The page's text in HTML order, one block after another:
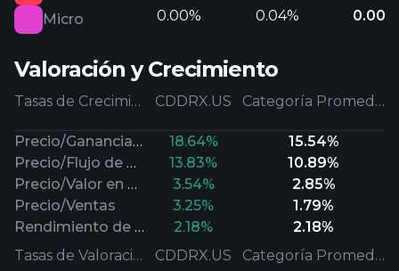
Micro
0.00% 0.04% 0.00%
Valoración y Crecimiento
Tasas de Crecimiento CDDRX.US Categoría Promedio
Precio/Ganancias Futuras 18.64%
15.54%
Precio/Flujo de Efectivo
13.83%
10.89%
Precio/Valor en Libros
3.54%
2.85%
Precio/Ventas
3.25%
1.79%
Rendimiento de Dividendos
2.18%
2.18%
Tasas de Valoración
CDDRX.US Categoría Promedio